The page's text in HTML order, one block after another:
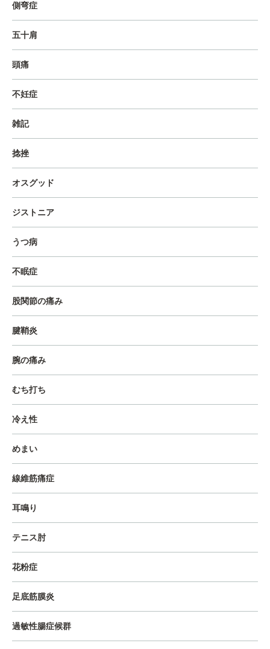
側弯症
五十肩
頭痛
不妊症
雑記
捻挫
オスグッド
ジストニア
うつ病
不眠症
股関節の痛み
腱鞘炎
腕の痛み
むち打ち
冷え性
めまい
線維筋痛症
耳鳴り
テニス肘
花粉症
足底筋膜炎
過敏性腸症候群